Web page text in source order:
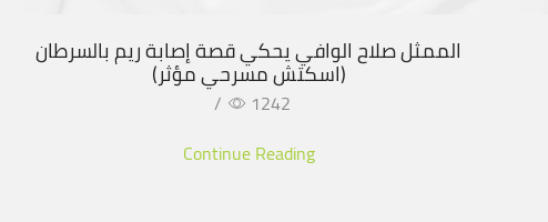
الممثل صلاح الوافي يحكي قصة إصابة ريم بالسرطان
(اسكتش مسرحي مؤثر)
/
1242
Continue Reading